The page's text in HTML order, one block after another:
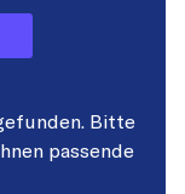
Bitte
passende